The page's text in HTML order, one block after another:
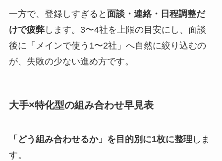
一方で、登録しすぎると 面談・連絡・日程調整だ
けで疲弊します。3〜4社を上限の目安にし、面談
後に「メインで使う1〜2社」へ自然に絞り込むの
が、失敗の少ない進め方です。
大手×特化型の組み合わせ早見表
「どう組み合わせるか」を目的別に1枚に整理 しま
す。